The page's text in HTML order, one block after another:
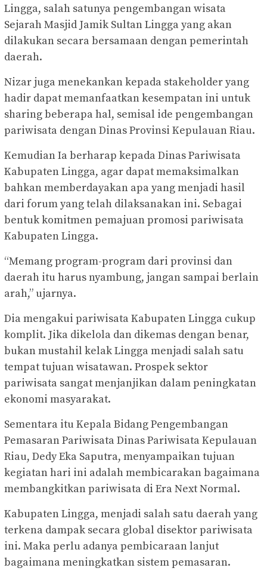
Lingga, salah satunya pengembangan wisata
Sejarah Masjid Jamik Sultan Lingga yang akan
dilakukan secara bersamaan dengan pemerintah
daerah.
Nizar juga menekankan kepada stakeholder yang
hadir dapat memanfaatkan kesempatan ini untuk
sharing beberapa hal, semisal ide pengembangan
pariwisata dengan Dinas Provinsi Kepulauan Riau.
Kemudian Ia berharap kepada Dinas Pariwisata
Kabupaten Lingga, agar dapat memaksimalkan
bahkan memberdayakan apa yang menjadi hasil
dari forum yang telah dilaksanakan ini. Sebagai
bentuk komitmen pemajuan promosi pariwisata
Kabupaten Lingga.
“Memang program-program dari provinsi dan
daerah itu harus nyambung, jangan sampai berlain
arah,” ujarnya.
Dia mengakui pariwisata Kabupaten Lingga cukup
komplit. Jika dikelola dan dikemas dengan benar,
bukan mustahil kelak Lingga menjadi salah satu
tempat tujuan wisatawan. Prospek sektor
pariwisata sangat menjanjikan dalam peningkatan
ekonomi masyarakat.
Sementara itu Kepala Bidang Pengembangan
Pemasaran Pariwisata Dinas Pariwisata Kepulauan
Riau, Dedy Eka Saputra, menyampaikan tujuan
kegiatan hari ini adalah membicarakan bagaimana
membangkitkan pariwisata di Era Next Normal.
Kabupaten Lingga, menjadi salah satu daerah yang
terkena dampak secara global disektor pariwisata
ini. Maka perlu adanya pembicaraan lanjut
bagaimana meningkatkan sistem pemasaran.